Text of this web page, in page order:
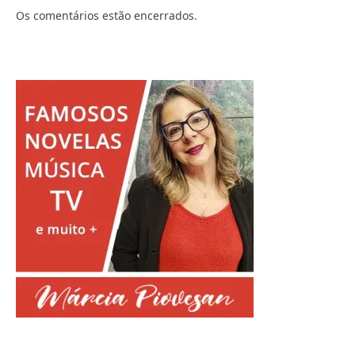
Os comentários estão encerrados.